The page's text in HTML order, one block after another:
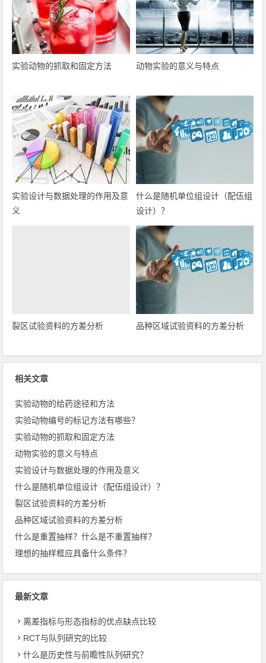
实验动物的抓取和固定方法 动物实验的意义与特点
实验设计与数据处理的作用及意
义
什么是随机单位组设计（配伍组
设计）？
裂区试验资料的方差分析 品种区域试验资料的方差分析
相关文章
实验动物的给药途径和方法
实验动物编号的标记方法有哪些？
实验动物的抓取和固定方法
动物实验的意义与特点
实验设计与数据处理的作用及意义
什么是随机单位组设计（配伍组设计）？
裂区试验资料的方差分析
品种区域试验资料的方差分析
什么是重置抽样？什么是不重置抽样？
理想的抽样框应具备什么条件？
最新文章
离差指标与形态指标的优点缺点比较
RCT与队列研究的比较
什么是历史性与前瞻性队列研究？